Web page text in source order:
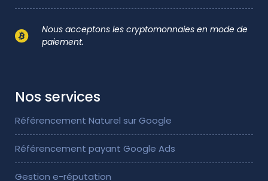
Nous acceptons les cryptomonnaies en mode de
paiement.
Nos services
Référencement Naturel sur Google
Référencement payant Google Ads
Gestion e-réputation